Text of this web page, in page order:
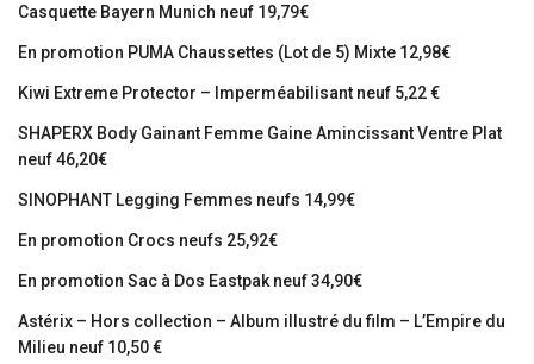
Casquette Bayern Munich neuf 19,79€
En promotion PUMA Chaussettes (Lot de 5) Mixte 12,98€
Kiwi Extreme Protector – Imperméabilisant neuf 5,22 €
SHAPERX Body Gainant Femme Gaine Amincissant Ventre Plat
neuf 46,20€
SINOPHANT Legging Femmes neufs 14,99€
En promotion Crocs neufs 25,92€
En promotion Sac à Dos Eastpak neuf 34,90€
Astérix – Hors collection – Album illustré du film – L’Empire du
Milieu neuf 10,50 €